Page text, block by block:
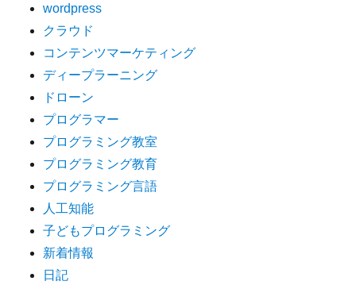
wordpress
クラウド
コンテンツマーケティング
ディープラーニング
ドローン
プログラマー
プログラミング教室
プログラミング教育
プログラミング言語
人工知能
子どもプログラミング
新着情報
日記